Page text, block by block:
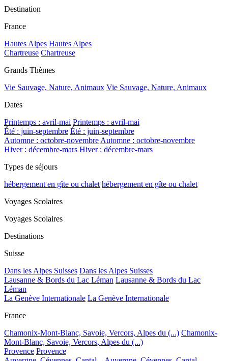
Destination
France
Hautes Alpes Hautes Alpes
Chartreuse Chartreuse
Grands Thèmes
Vie Sauvage, Nature, Animaux Vie Sauvage, Nature, Animaux
Dates
Printemps : avril-mai Printemps : avril-mai
Été : juin-septembre Été : juin-septembre
Automne : octobre-novembreAutomne : octobre-novembre
Hiver : décembre-mars Hiver : décembre-mars
Types de séjours
hébergement en gîte ou chalet hébergement en gîte ou chalet
Voyages Scolaires
Voyages Scolaires
Destinations
Suisse
Dans les Alpes Suisses Dans les Alpes Suisses
Lausanne & Bords du Lac Léman Lausanne & Bords du Lac
Léman
La Genève Internationale La Genève Internationale
France
Chamonix-Mont-Blanc, Savoie, Vercors, Alpes du (...) Chamonix-
Mont-Blanc, Savoie, Vercors, Alpes du (...)
Provence Provence